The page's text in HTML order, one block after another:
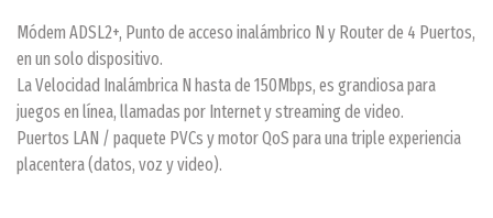
Módem ADSL2+, Punto de acceso inalámbrico N y Router de 4 Puertos,
en un solo dispositivo.
La Velocidad Inalámbrica N hasta de 150Mbps, es grandiosa para
juegos en línea, llamadas por Internet y streaming de video.
Puertos LAN / paquete PVCs y motor QoS para una triple experiencia
placentera (datos, voz y video).